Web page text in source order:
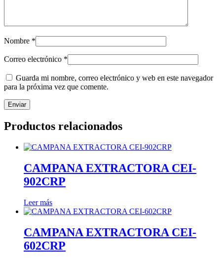
Nombre *
Correo electrónico *
Guarda mi nombre, correo electrónico y web en este navegador
para la próxima vez que comente.
Productos relacionados
CAMPANA EXTRACTORA CEI-
902CRP
Leer más
CAMPANA EXTRACTORA CEI-
602CRP